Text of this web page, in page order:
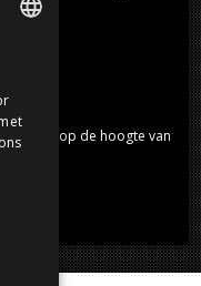
en blijf op de hoogte van